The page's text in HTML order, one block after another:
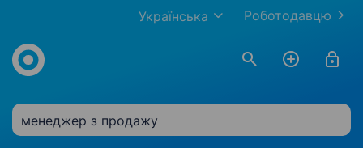
Роботодавцю
Українська
менеджер з продажу